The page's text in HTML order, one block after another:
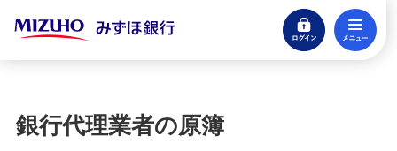
ログイン
閉じる
口座開設
銀行代理業者の原簿